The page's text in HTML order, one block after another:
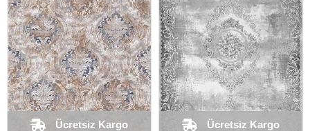
Ücretsiz Kargo Ücretsiz Kargo